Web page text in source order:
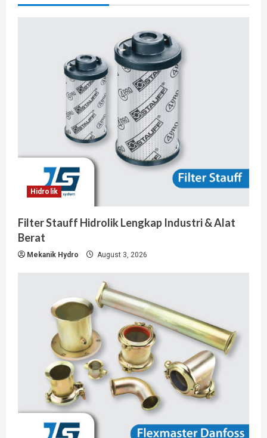
Hidrolik
Filter Stauff Hidrolik Lengkap Industri & Alat
Berat
Mekanik Hydro August 3, 2026